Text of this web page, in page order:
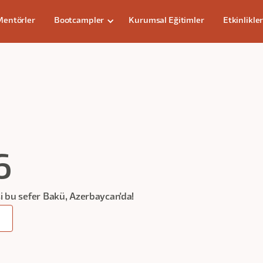
Bootcampler Kurumsal Eğitimler Etkinlikler
bu sefer Bakü, Azerbaycan'da!